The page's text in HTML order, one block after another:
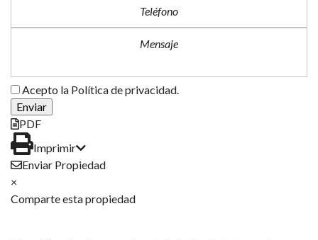
Acepto la Política de privacidad.
PDF
Imprimir
Enviar Propiedad
×
Comparte esta propiedad